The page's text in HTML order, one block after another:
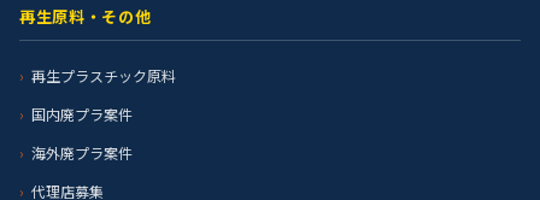
再生原料・その他
再生プラスチック原料
国内廃プラ案件
海外廃プラ案件
代理店募集